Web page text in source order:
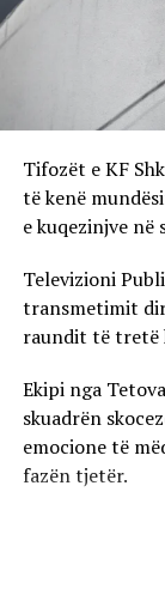
Tifozët e KF
të kenë
e kuqezinjve në
Televizioni
transmetimit
raundit të tretë
Ekipi nga
skuadrën
emocione të
fazën tjetër.